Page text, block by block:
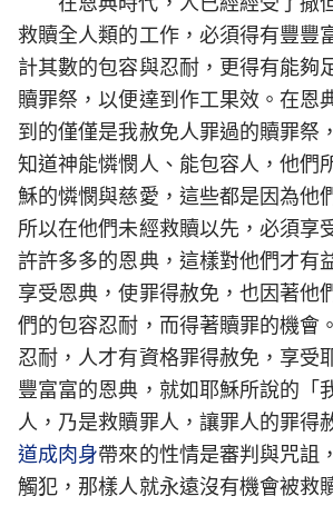
救贖全人類的工作，必須得有豐豐
計其數的包容與忍耐，更得有能夠
贖罪祭，以便達到作工果效。在恩
到的僅僅是我赦免人罪過的贖罪祭
知道神能憐憫人、能包容人，他們
穌的憐憫與慈愛，這些都是因為他
所以在他們未經救贖以先，必須享
許許多多的恩典，這樣對他們才有
享受恩典，使罪得赦免，也因著他
們的包容忍耐，而得著贖罪的機會
忍耐，人才有資格罪得赦免，享受
豐富富的恩典，就如耶穌所說的「
人，乃是救贖罪人，讓罪人的罪得
道成肉身帶來的性情是審判與咒詛
觸犯，那樣人就永遠沒有機會被救